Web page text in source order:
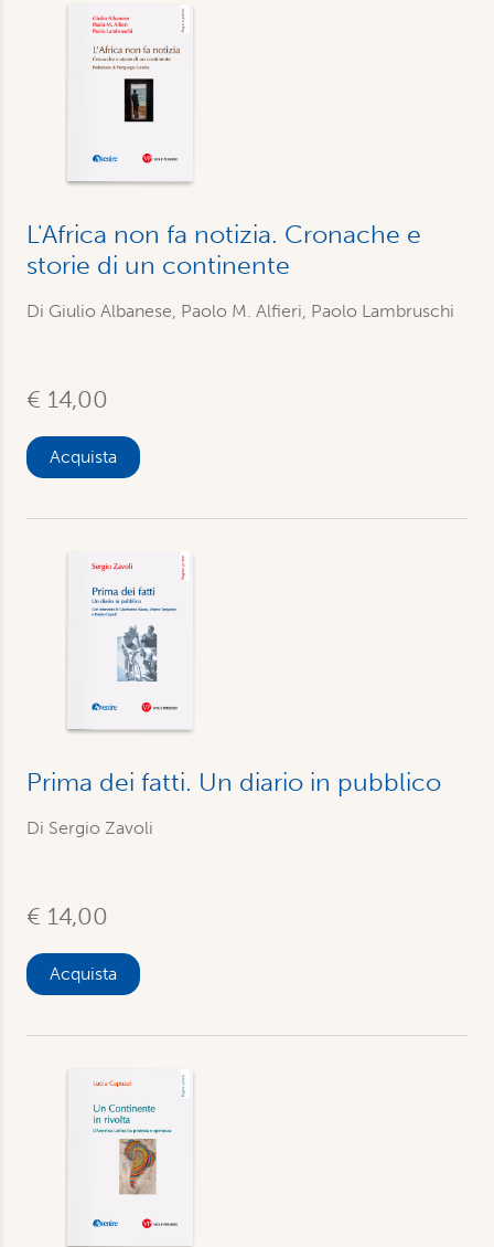
L'Africa non fa notizia. Cronache e
storie di un continente
Di Giulio Albanese, Paolo M. Alfieri, Paolo Lambruschi
€ 14,00
Acquista
Prima dei fatti. Un diario in pubblico
Di Sergio Zavoli
€ 14,00
Acquista